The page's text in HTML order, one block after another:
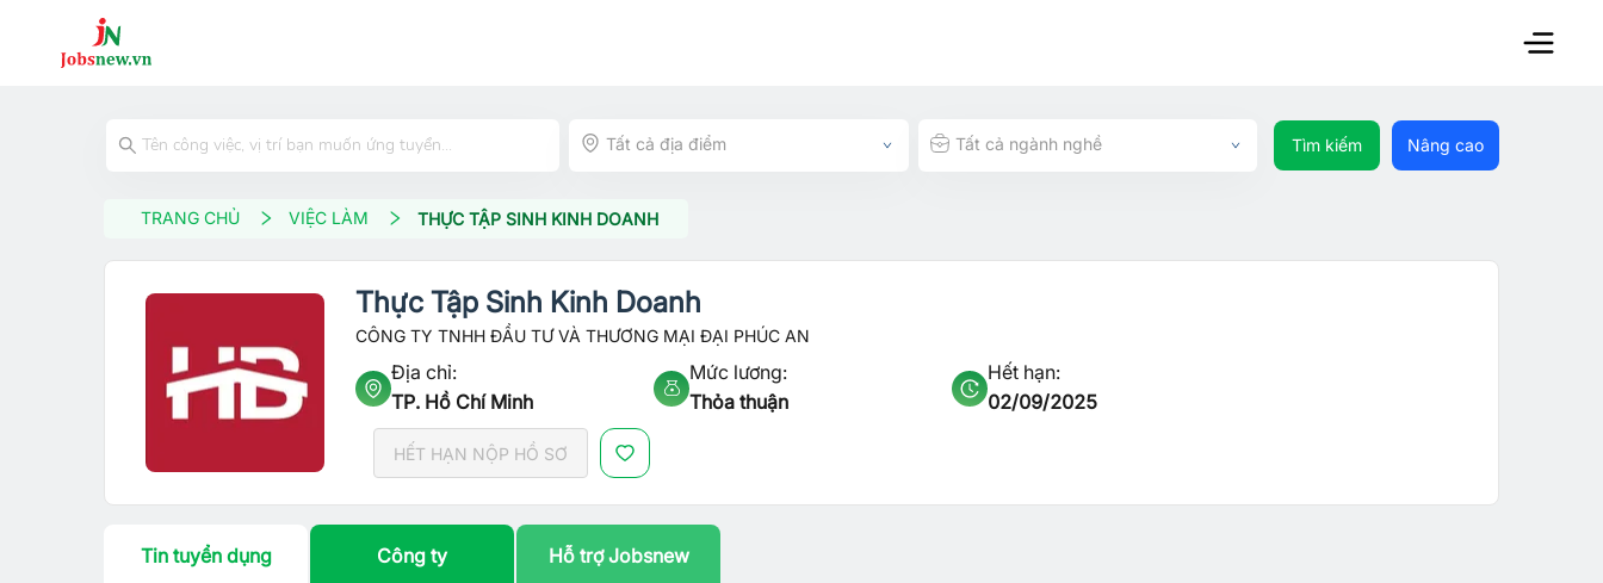
Tất cả địa điểm Tất cả ngành nghề Tìm kiếm Nâng cao
TRANG CHỦ VIỆC LÀM THỰC TẬP SINH KINH DOANH
Thực Tập Sinh Kinh Doanh
CÔNG TY TNHH ĐẦU TƯ VÀ THƯƠNG MẠI ĐẠI PHÚC AN
Địa chỉ:
TP. Hồ Chí Minh
Mức lương:
Thỏa thuận
Hết hạn:
02/09/2025
HẾT HẠN NỘP HỒ SƠ
Tin tuyển dụng Công ty Hỗ trợ Jobsnew